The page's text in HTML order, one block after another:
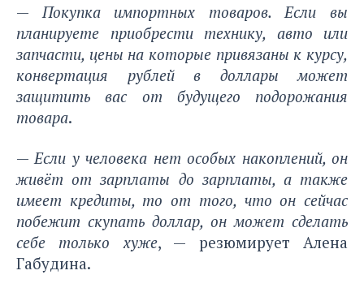
— Покупка импортных товаров. Если вы
планируете приобрести технику, авто или
запчасти, цены на которые привязаны к курсу,
конвертация рублей в доллары может
защитить вас от будущего подорожания
товара.
— Если у человека нет особых накоплений, он
живёт от зарплаты до зарплаты, а также
имеет кредиты, то от того, что он сейчас
побежит скупать доллар, он может сделать
себе только хуже, — резюмирует Алена
Габудина.